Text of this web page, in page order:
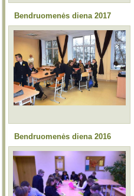
Bendruomenės diena 2017
Bendruomenės diena 2016